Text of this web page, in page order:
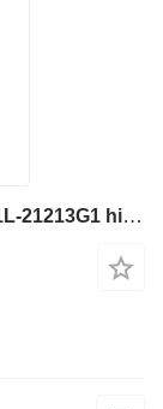
Komatsu D6054346 UD6595 038B 708-1L-21213G1 hidraulična pumpa za bagera